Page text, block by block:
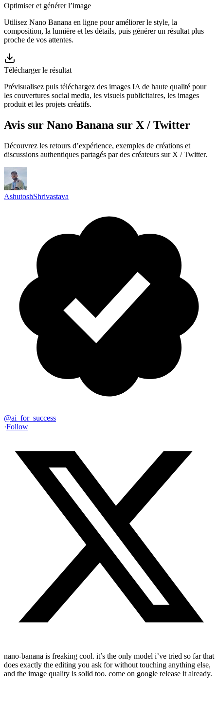
Optimiser et générer l’image
Utilisez Nano Banana en ligne pour améliorer le style, la
composition, la lumière et les détails, puis générer un résultat plus
proche de vos attentes.
Télécharger le résultat
Prévisualisez puis téléchargez des images IA de haute qualité pour
les couvertures social media, les visuels publicitaires, les images
produit et les projets créatifs.
Avis sur Nano Banana sur X / Twitter
Découvrez les retours d’expérience, exemples de créations et
discussions authentiques partagés par des créateurs sur X / Twitter.
AshutoshShrivastava
@ai_for_success
·Follow
nano-banana is freaking cool. it’s the only model i’ve tried so far that
does exactly the editing you ask for without touching anything else,
and the image quality is solid too. come on google release it already.